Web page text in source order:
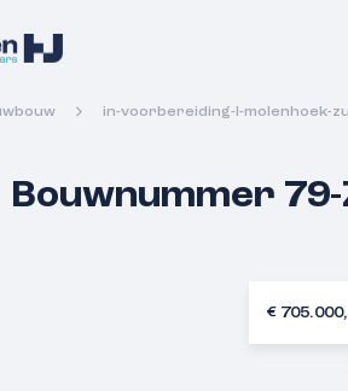
in-voorbereiding-l-molenhoek-
Bouwnummer
€